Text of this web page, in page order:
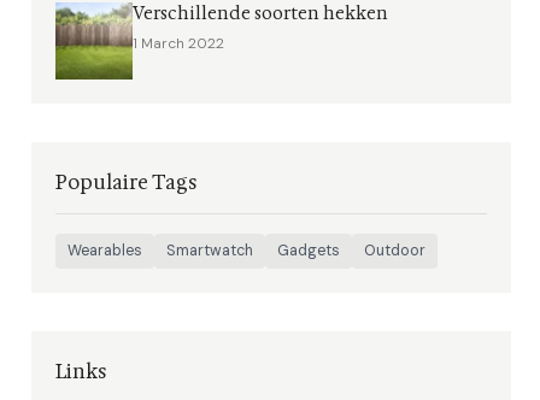
Verschillende soorten hekken
1 March 2022
Populaire Tags
Wearables Smartwatch Gadgets Outdoor
Links